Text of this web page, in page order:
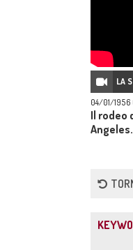
LA
04/01/1956
Il rodeo
Angeles.